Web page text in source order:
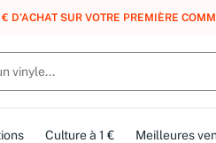
D’ACHAT SUR VOTRE PREMIÈRE
Culture à 1 € Meilleures